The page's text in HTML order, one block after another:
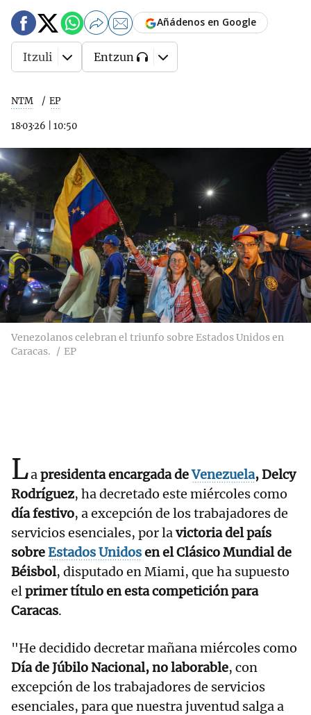
NTM EP
18·03·26 10:50
Añádenos en Google
Itzuli Entzun
Venezolanos celebran el triunfo sobre Estados Unidos en
Caracas.
EP
Lapresidenta encargada deVenezuela, Delcy
Rodríguez, ha decretado este miércoles como
día festivo, a excepción de los trabajadores de
servicios esenciales, por lavictoria del país
sobreEstados Unidosen el Clásico Mundial de
Béisbol, disputado en Miami, que ha supuesto
elprimer título en esta competición para
Caracas.
"He decidido decretar mañana miércoles como
Día de Júbilo Nacional, no laborable, con
excepción de los trabajadores de servicios
esenciales, para que nuestra juventud salga a